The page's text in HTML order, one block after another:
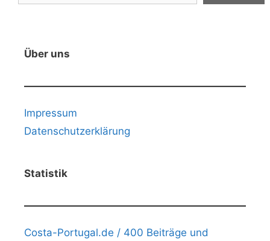
Über uns
Impressum
Datenschutzerklärung
Statistik
Costa-Portugal.de / 400 Beiträge und